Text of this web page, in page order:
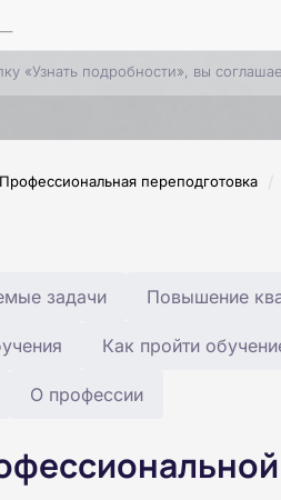
«Узнать подробности», вы
Профессиональная переподготовка /
задачи Повышение
Как пройти
О профессии